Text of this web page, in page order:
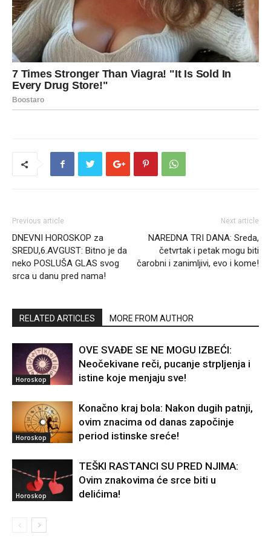
Previous article
DNEVNI HOROSKOP za
SREDU,6.AVGUST: Bitno je da
neko POSLUŠA GLAS svog
srca u danu pred nama!
Next article
NAREDNA TRI DANA: Sreda,
četvrtak i petak mogu biti
čarobni i zanimljivi, evo i kome!
RELATED ARTICLES MORE FROM AUTHOR
Horoskop
OVE SVAĐE SE NE MOGU IZBEĆI:
Neočekivane reči, pucanje strpljenja i
istine koje menjaju sve!
Horoskop
Konačno kraj bola: Nakon dugih patnji,
ovim znacima od danas započinje
period istinske sreće!
Horoskop
TEŠKI RASTANCI SU PRED NJIMA:
Ovim znakovima će srce biti u
delićima!